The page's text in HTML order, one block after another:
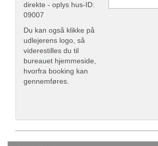
direkte - oplys hus-ID:
09007
Du kan også klikke på
udlejerens logo, så
viderestilles du til
bureauet hjemmeside,
hvorfra booking kan
gennemføres.